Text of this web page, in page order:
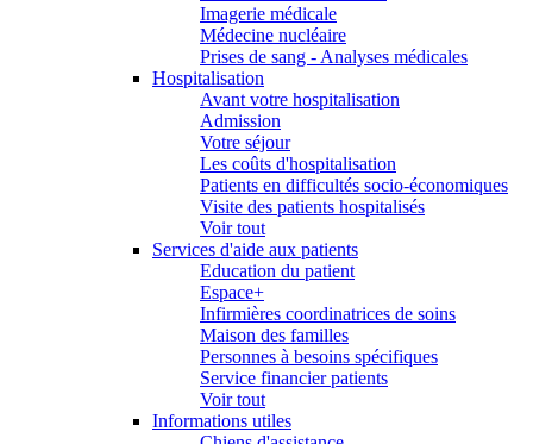
Imagerie médicale
Médecine nucléaire
Prises de sang - Analyses médicales
Hospitalisation
Avant votre hospitalisation
Admission
Votre séjour
Les coûts d'hospitalisation
Patients en difficultés socio-économiques
Visite des patients hospitalisés
Voir tout
Services d'aide aux patients
Education du patient
Espace+
Infirmières coordinatrices de soins
Maison des familles
Personnes à besoins spécifiques
Service financier patients
Voir tout
Informations utiles